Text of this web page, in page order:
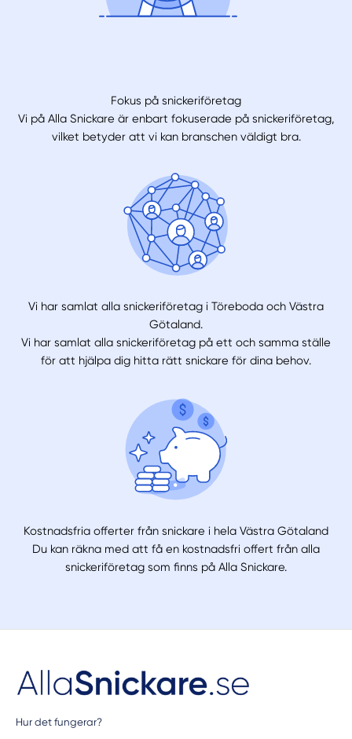
Fokus på snickeriföretag
Vi på Alla Snickare är enbart fokuserade på snickeriföretag,
vilket betyder att vi kan branschen väldigt bra.
Vi har samlat alla snickeriföretag i Töreboda och Västra
Götaland.
Vi har samlat alla snickeriföretag på ett och samma ställe
för att hjälpa dig hitta rätt snickare för dina behov.
Kostnadsfria offerter från snickare i hela Västra Götaland
Du kan räkna med att få en kostnadsfri offert från alla
snickeriföretag som finns på Alla Snickare.
Hur det fungerar?